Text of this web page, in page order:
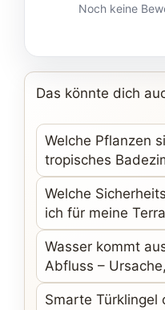
Noch keine
Das könnte dich
Welche Pflanzen
tropisches
Welche
ich für meine
Wasser kommt
Abfluss –
Smarte Türklingel